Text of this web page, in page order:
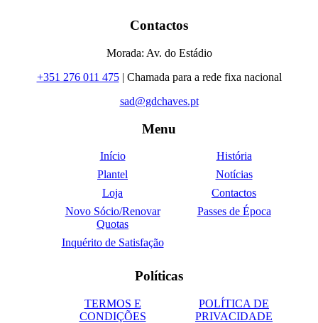
Contactos
Morada: Av. do Estádio
+351 276 011 475| Chamada para a rede fixa nacional
sad@gdchaves.pt
Menu
Início
História
Plantel
Notícias
Loja
Contactos
Novo Sócio/Renovar
Quotas
Passes de Época
Inquérito de Satisfação
Políticas
TERMOS E
CONDIÇÕES
POLÍTICA DE
PRIVACIDADE